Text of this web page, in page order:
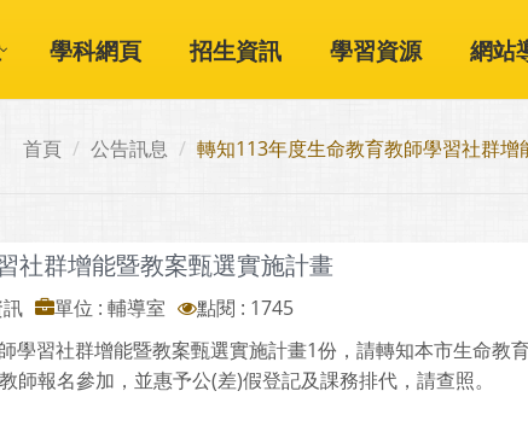
學科網頁 招生資訊 學習資源 網站
首頁 公告訊息 轉知113年度生命教育教師學習社群
社群增能暨教案甄選實施計畫
單位 : 輔導室
點閱 : 1745
學習社群增能暨教案甄選實施計畫1份，請轉知本市生命教
師報名參加，並惠予公(差)假登記及課務排代，請查照。